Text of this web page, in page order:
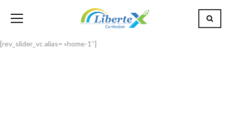
[rev_slider_vc alias= »home-1″]